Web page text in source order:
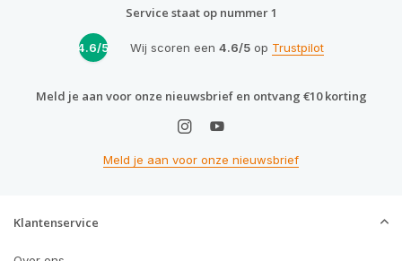
Service staat op nummer 1
4.6/5 Wij scoren een 4.6/5op Trustpilot
Meld je aan voor onze nieuwsbrief en ontvang €10 korting
Meld je aan voor onze nieuwsbrief
Klantenservice